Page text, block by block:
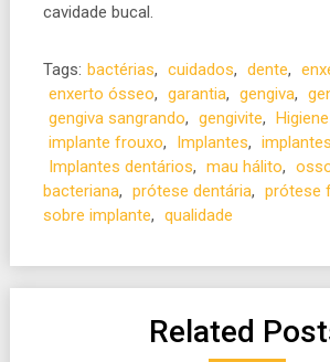
cavidade bucal.
Tags: bactérias, cuidados, dente,
enxerto ósseo, garantia, gengiva,
gengiva sangrando, gengivite,
implante frouxo, Implantes,
Implantes dentários, mau hálito,
bacteriana, prótese dentária, prótese
sobre implante, qualidade
Related